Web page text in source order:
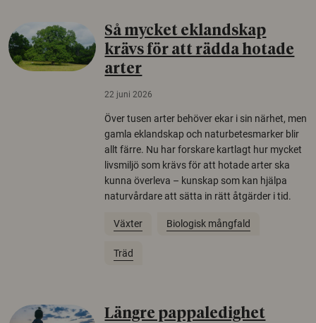
Så mycket eklandskap
krävs för att rädda hotade
arter
22 juni 2026
Över tusen arter behöver ekar i sin närhet, men
gamla eklandskap och naturbetesmarker blir
allt färre. Nu har forskare kartlagt hur mycket
livsmiljö som krävs för att hotade arter ska
kunna överleva – kunskap som kan hjälpa
naturvårdare att sätta in rätt åtgärder i tid.
Växter Biologisk mångfald
Träd
Längre pappaledighet